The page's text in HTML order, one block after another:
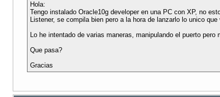
Hola:
Tengo instalado Oracle10g developer en una PC con XP, no
Listener, se compila bien pero a la hora de lanzarlo lo unico
Lo he intentado de varias maneras, manipulando el puerto
Que pasa?
Gracias